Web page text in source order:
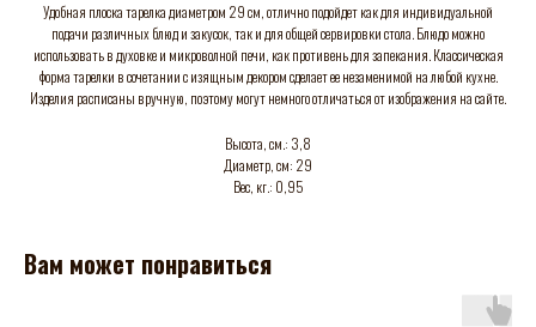
Удобная плоска тарелка диаметром 29 см, отлично подойдет как для индивидуальной
подачи различных блюд и закусок, так и для общей сервировки стола. Блюдо можно
использовать в духовке и микроволной печи, как противень для запекания. Классическая
форма тарелки в сочетании с изящным декором сделает ее незаменимой на любой кухне.
Изделия расписаны вручную, поэтому могут немного отличаться от изображения на сайте.
Высота, см.: 3,8
Диаметр, см: 29
Вес, кг.: 0,95
Вам может понравиться